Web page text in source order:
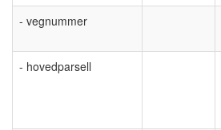
- vegnummer
- hovedparsell